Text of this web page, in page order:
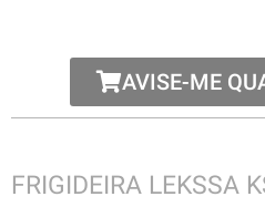
AVISE-ME
FRIGIDEIRA LEKSSA